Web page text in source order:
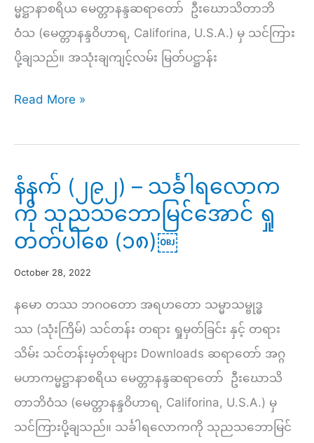
စေ
(၁၉)
မ္မဋ္ဌာနာစရိယ မေတ္တာနန္ဒဆရာတော် ဦးဃောသိတာဘိ
ဝံသ (မေတ္တာနန္ဒဝိဟာရ, Califorina, U.S.A.) မှ သင်ကြား
ပို့ချသည်။ အသုံးချကျင့်လမ်း မြတ်ပဋ္ဌာန်း
ညနေ
–
အသုံးချ
ကျင့်
လမ်း
မြတ်
ပ
န်း
အာ
Read More »
နံနက် (၂၉၂) – သင်္ခါရလောက
ကို သုညသဘောမြင်အောင် ရှု
တတ်ပါစေ (၁၈)￼
October 28, 2022
နမော တဿ ဘဂဝတော အရဟတော သမ္မာသမ္ဗုဒ္ဓ
ဿ (သုံးကြိမ်) သင်တန်း တရား ရှုမှတ်ခြင်း နှင့် တရား
သိမ်း သင်တန်းမှတ်စုများ Downloads ဆရာတော် အဂ္ဂ
မဟာကမ္မဋ္ဌာနာစရိယ မေတ္တာနန္ဒဆရာတော် ဦးဃောသိ
တာဘိဝံသ (မေတ္တာနန္ဒဝိဟာရ, Califorina, U.S.A.) မှ
သင်ကြားပို့ချသည်။ သင်္ခါရလောကကို သုညသဘောမြင်